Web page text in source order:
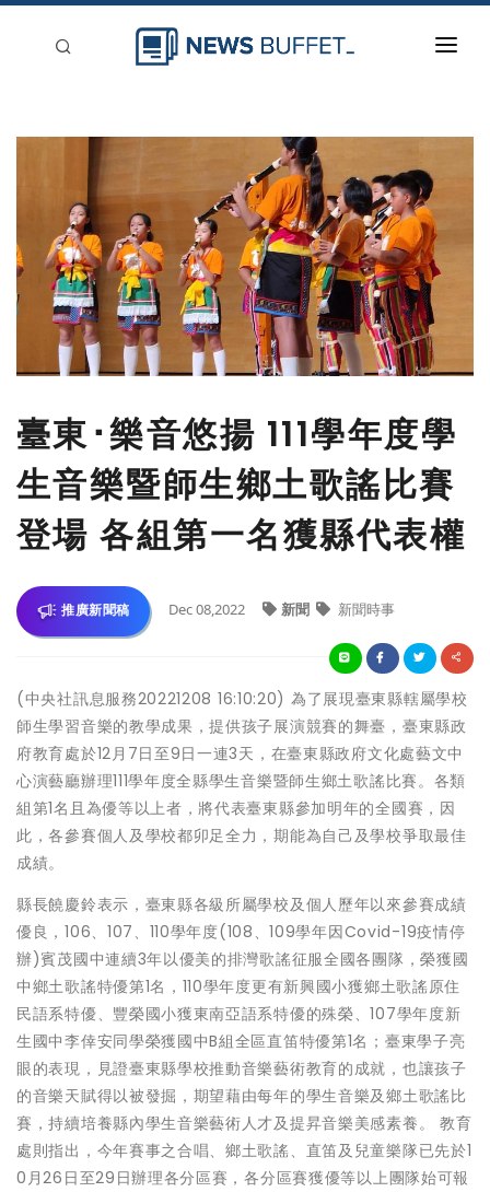
刊登
臺東･樂音悠揚 111學年度學
生音樂暨師生鄉土歌謠比賽
登場 各組第一名獲縣代表權
推廣新聞稿 Dec 08,2022 新聞 新聞時事
(中央社訊息服務20221208 16:10:20) 為了展現臺東縣轄屬學校
師生學習音樂的教學成果，提供孩子展演競賽的舞臺，臺東縣政
府教育處於12月7日至9日一連3天，在臺東縣政府文化處藝文中
心演藝廳辦理111學年度全縣學生音樂暨師生鄉土歌謠比賽。各類
組第1名且為優等以上者，將代表臺東縣參加明年的全國賽，因
此，各參賽個人及學校都卯足全力，期能為自己及學校爭取最佳
成績。
縣長饒慶鈴表示，臺東縣各級所屬學校及個人歷年以來參賽成績
優良，106、107、110學年度(108、109學年因Covid-19疫情停
辦)賓茂國中連續3年以優美的排灣歌謠征服全國各團隊，榮獲國
中鄉土歌謠特優第1名，110學年度更有新興國小獲鄉土歌謠原住
民語系特優、豐榮國小獲東南亞語系特優的殊榮、107學年度新
生國中李倖安同學榮獲國中B組全區直笛特優第1名；臺東學子亮
眼的表現，見證臺東縣學校推動音樂藝術教育的成就，也讓孩子
的音樂天賦得以被發掘，期望藉由每年的學生音樂及鄉土歌謠比
賽，持續培養縣內學生音樂藝術人才及提昇音樂美感素養。 教育
處則指出，今年賽事之合唱、鄉土歌謠、直笛及兒童樂隊已先於1
0月26日至29日辦理各分區賽，各分區賽獲優等以上團隊始可報